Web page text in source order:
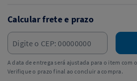
Calcular frete e prazo
A data de entrega será ajustada para o item com
Verifique o prazo final ao concluir a compra.